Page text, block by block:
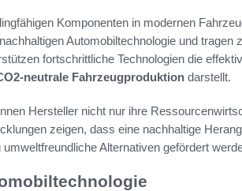
Komponenten in modernen
Automobiltechnologie und tragen
fortschrittliche Technologien die
neutrale Fahrzeugproduktion darstellt.
Hersteller nicht nur ihre
zeigen, dass eine nachhaltige
Alternativen gefördert